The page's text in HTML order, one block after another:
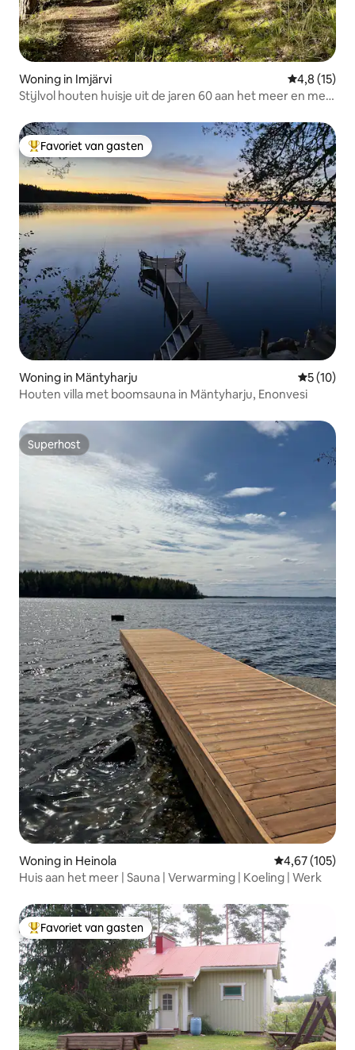
Woning in Imjärvi
4,8 (15)
Stijlvol houten huisje uit de jaren 60 aan het meer en met
Topfavoriet van gasten
Favoriet van gasten
Woning in Mäntyharju
5 (10)
Houten villa met boomsauna in Mäntyharju, Enonvesi
Superhost
Superhost
Woning in Heinola Gemiddelde
4,67 (105)
Huis aan het meer | Sauna | Verwarming | Koeling | Werk
Topfavoriet van gasten
Favoriet van gasten